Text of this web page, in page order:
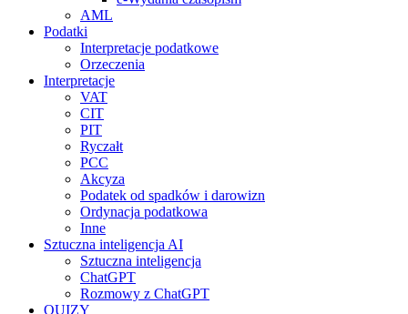
AML
Podatki
Interpretacje podatkowe
Orzeczenia
Interpretacje
VAT
CIT
PIT
Ryczałt
PCC
Akcyza
Podatek od spadków i darowizn
Ordynacja podatkowa
Inne
Sztuczna inteligencja AI
Sztuczna inteligencja
ChatGPT
Rozmowy z ChatGPT
QUIZY